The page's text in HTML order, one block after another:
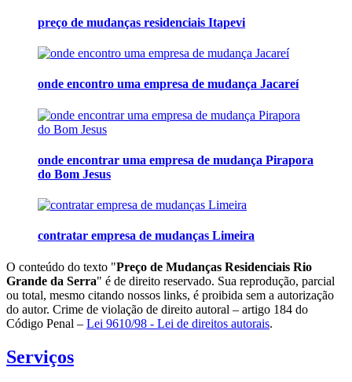
preço de mudanças residenciais Itapevi
onde encontro uma empresa de mudança Jacareí
onde encontrar uma empresa de mudança Pirapora
do Bom Jesus
contratar empresa de mudanças Limeira
O conteúdo do texto "Preço de Mudanças Residenciais Rio
Grande da Serra" é de direito reservado. Sua reprodução, parcial
ou total, mesmo citando nossos links, é proibida sem a autorização
do autor. Crime de violação de direito autoral – artigo 184 do
Código Penal – Lei 9610/98 - Lei de direitos autorais.
Serviços